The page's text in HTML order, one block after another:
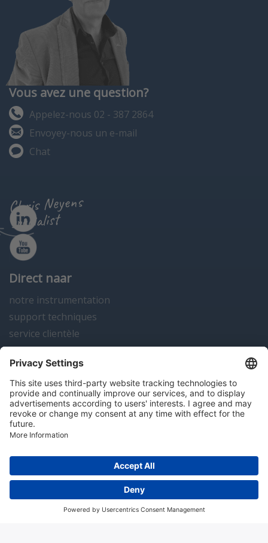
Vous avez une question?
Appelez-nous 02 - 387 2864
Envoyey-nous un e-mail
Chat
Chris Neyens
specialist
Direct naar
notre instrumentation
support techniques
service clientèle
actualités
contact
Algemene voorwaarden Disclaimer
Colofon
Copyright; 2026 Hitma B.V.. Tous droits réservés.